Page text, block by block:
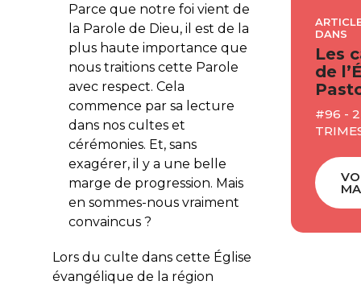
Parce que notre foi vient de
la Parole de Dieu, il est de la
plus haute importance que
nous traitions cette Parole
avec respect. Cela
commence par sa lecture
dans nos cultes et
cérémonies. Et, sans
exagérer, il y a une belle
marge de progression. Mais
en sommes-nous vraiment
convaincus ?
Lors du culte dans cette Église
évangélique de la région
DANS
Les
de
#96 -